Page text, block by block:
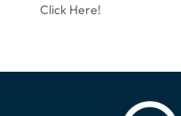
Click Here!